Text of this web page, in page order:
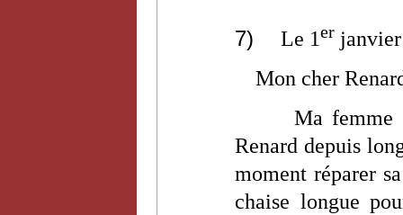
7) Le 1er
Mon cher
Ma femme
Renard depuis
moment réparer
chaise longue